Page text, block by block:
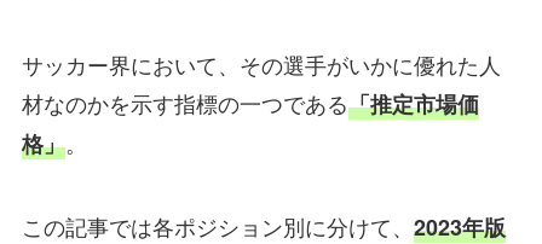
サッカー界において、その選手がいかに優れた人
材なのかを示す指標の一つである「推定市場価
格」。
この記事では各ポジション別に分けて、 2023年版